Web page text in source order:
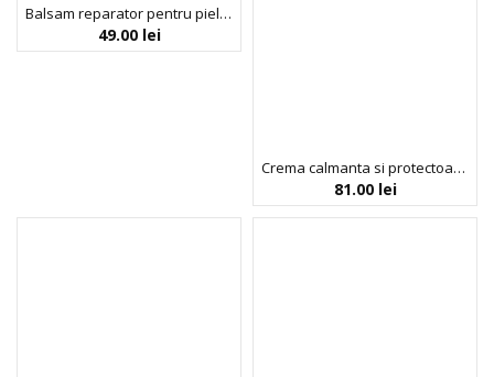
Balsam reparator pentru pielea sensibila, predispusa la dermatita, Dr. Scheller Medical, 29 g
49.00 lei
Crema calmanta si protectoare pentru pielea sensibila, predispusa la dermatita, Dr. Scheller Medical, 50 ml
81.00 lei